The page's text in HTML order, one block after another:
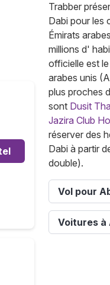
Trabber
Dabi pour les
Émirats
millions d'
officielle est
arabes unis
plus proches
sont Dusit
Jazira Club
réserver des
Dabi à partir
double).
Vol pour
Voitures à